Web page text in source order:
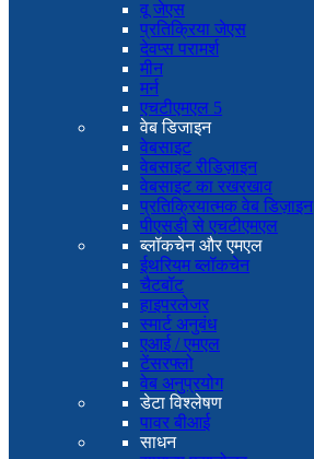
वू जेएस
प्रतिक्रिया जेएस
देवप्स परामर्श
मीन
मर्न
एचटीएमएल 5
वेब डिजाइन
वेबसाइट
वेबसाइट रीडिज़ाइन
वेबसाइट का रखरखाव
प्रतिक्रियात्मक वेब डिज़ाइन
पीएसडी से एचटीएमएल
ब्लॉकचेन और एमएल
ईथरियम ब्लॉकचेन
चैटबॉट
हाइपरलेजर
स्मार्ट अनुबंध
एआई / एमएल
टेंसरफ्लो
वेब अनुप्रयोग
डेटा विश्लेषण
पावर बीआई
साधन